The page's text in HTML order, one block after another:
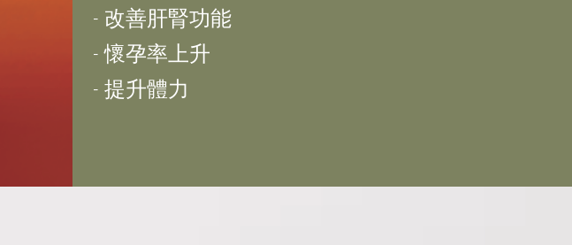
- 改善肝腎功能
- 懷孕率上升
- 提升體力